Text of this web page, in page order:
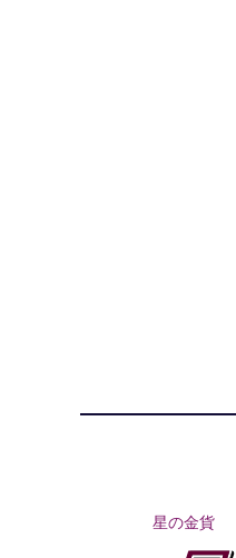
星の金貨